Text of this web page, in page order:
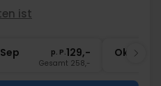
ist
Sep p. P.129,-
Gesamt 258,-
Okt